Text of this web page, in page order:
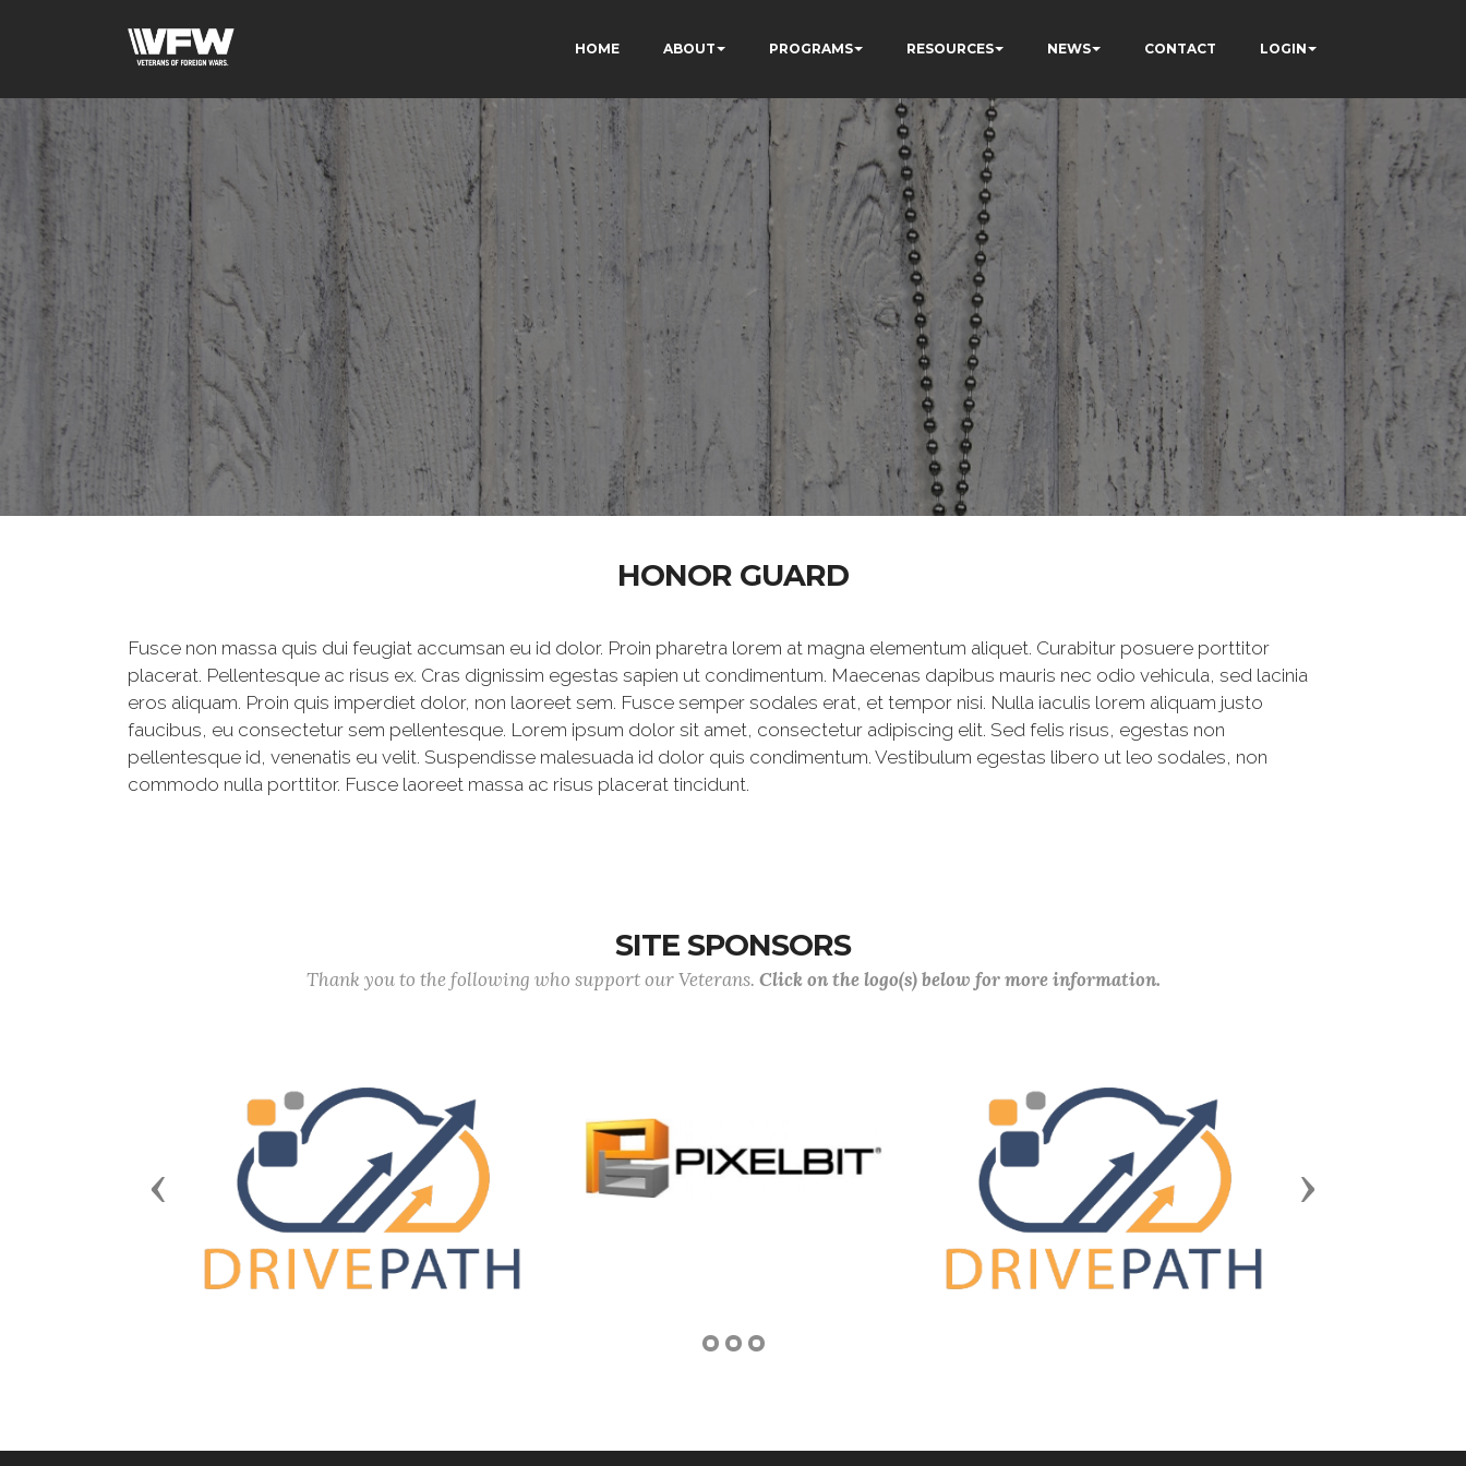
HOME ABOUT PROGRAMS RESOURCES NEWS CONTACT LOGIN
HONOR GUARD
Fusce non massa quis dui feugiat accumsan eu id dolor. Proin pharetra lorem at magna elementum aliquet. Curabitur posuere porttitor
placerat. Pellentesque ac risus ex. Cras dignissim egestas sapien ut condimentum. Maecenas dapibus mauris nec odio vehicula, sed lacinia
eros aliquam. Proin quis imperdiet dolor, non laoreet sem. Fusce semper sodales erat, et tempor nisi. Nulla iaculis lorem aliquam justo
faucibus, eu consectetur sem pellentesque. Lorem ipsum dolor sit amet, consectetur adipiscing elit. Sed felis risus, egestas non
pellentesque id, venenatis eu velit. Suspendisse malesuada id dolor quis condimentum. Vestibulum egestas libero ut leo sodales, non
commodo nulla porttitor. Fusce laoreet massa ac risus placerat tincidunt.
SITE SPONSORS
Thank you to the following who support our Veterans. Click on the logo(s) below for more information.
Previous Next